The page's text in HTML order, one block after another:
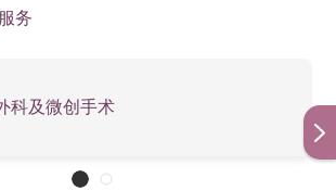
务
科及微创手术